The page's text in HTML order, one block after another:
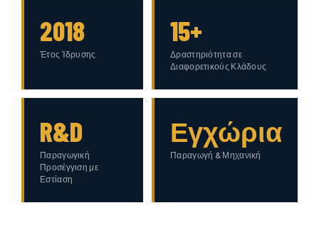
2018
Έτος Ίδρυσης
15+
Δραστηριότητα σε
Διαφορετικούς Κλάδους
R&D
Παραγωγική
Προσέγγιση με
Εστίαση
Εγχώρια
Παραγωγή & Μηχανική